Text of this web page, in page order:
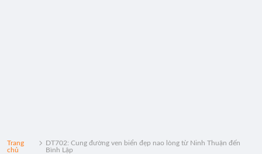
Trang
chủ
DT702: Cung đường ven biển đẹp nao lòng từ Ninh Thuận đến
Bình Lập